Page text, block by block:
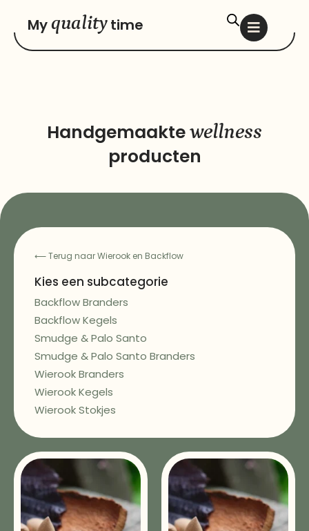
Myquality time
Handgemaaktewellness
producten
⟵Terug naar Wierook en Backflow
Kies een subcategorie
Backflow Branders
Backflow Kegels
Smudge & Palo Santo
Smudge & Palo Santo Branders
Wierook Branders
Wierook Kegels
Wierook Stokjes